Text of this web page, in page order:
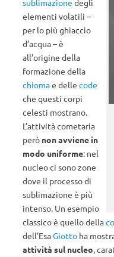
sublimazione degli
elementi volatili –
per lo più ghiaccio
d’acqua – è
all’origine della
formazione della
chiomae delle code
che questi corpi
celesti mostrano.
L’attività cometaria
però non avviene in
modo uniforme: nel
nucleo ci sono zone
dove il processo di
sublimazione è più
intenso. Un esempio
classico è quello della
dell’EsaGiotto ha
attività sul nucleo,